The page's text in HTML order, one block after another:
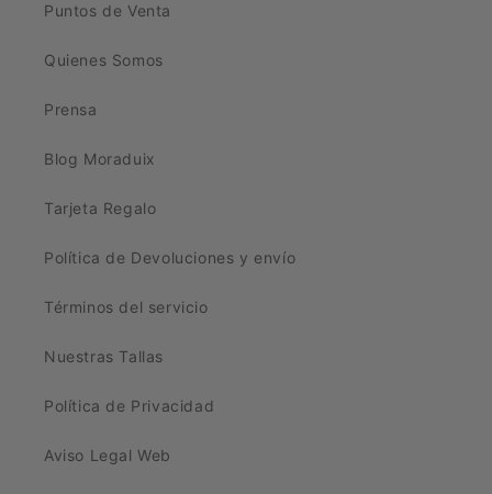
Puntos de Venta
Quienes Somos
Prensa
Blog Moraduix
Tarjeta Regalo
Política de Devoluciones y envío
Términos del servicio
Nuestras Tallas
Política de Privacidad
Aviso Legal Web